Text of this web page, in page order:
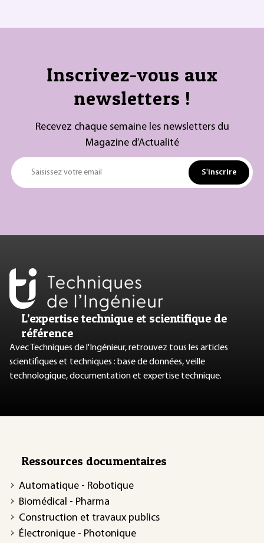
Inscrivez-vous aux
newsletters !
Recevez chaque semaine les newsletters du
Magazine d’Actualité
Saisissez votre email S'inscrire
L’expertise technique et scientifique de
référence
Avec Techniques de l'Ingénieur, retrouvez tous les articles
scientifiques et techniques : base de données, veille
technologique, documentation et expertise technique.
Ressources documentaires
Automatique - Robotique
Biomédical - Pharma
Construction et travaux publics
Électronique - Photonique